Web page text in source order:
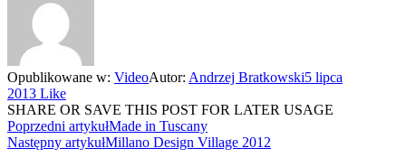
Opublikowane w: VideoAutor: Andrzej Bratkowski5 lipca
2013 Like
SHARE OR SAVE THIS POST FOR LATER USAGE
Poprzedni artykułMade in Tuscany
Następny artykułMillano Design Village 2012